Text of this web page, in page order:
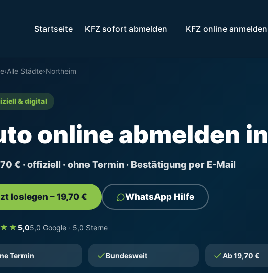
Startseite KFZ sofort abmelden KFZ online anmelden
›Alle Städte›Northeim
& digital
online abmelden in
€ · offiziell · ohne Termin · Bestätigung per E-Mail
loslegen – 19,70 € WhatsApp Hilfe
5,05,0 Google · 5,0 Sterne
Termin Bundesweit Ab 19,70 €